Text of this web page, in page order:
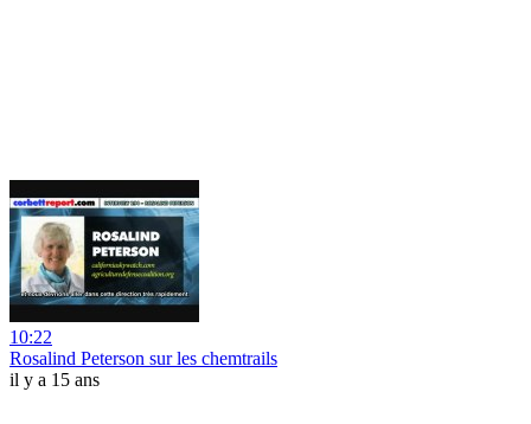
10:22
Rosalind Peterson sur les chemtrails
il y a 15 ans